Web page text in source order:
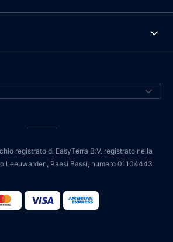
registrato di EasyTerra B.V. registrato nella
Leeuwarden, Paesi Bassi, numero 01104443